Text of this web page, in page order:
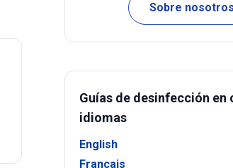
Sobre nosotros
Guías de desinfección en
idiomas
English
Français